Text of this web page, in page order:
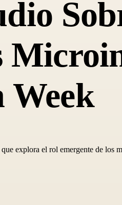
Week
explora el rol emergente de los